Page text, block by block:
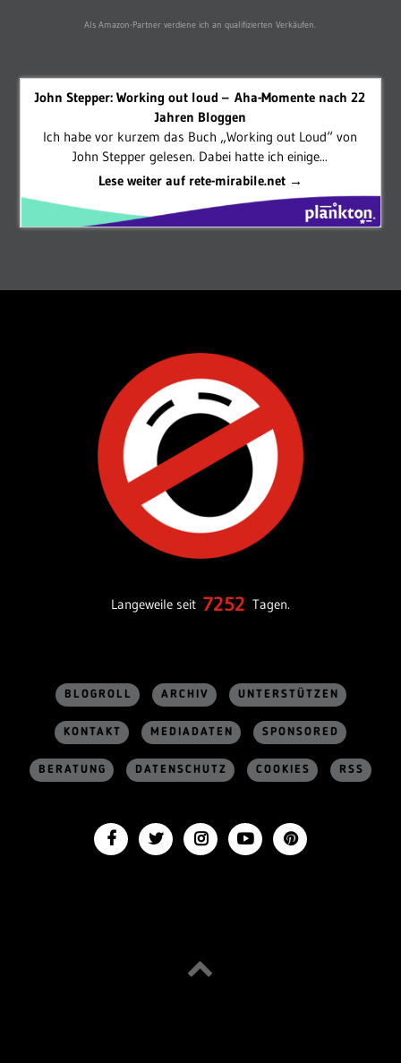
Als Amazon-Partner verdiene ich an qualifizierten Verkäufen.
John Stepper: Working out loud – Aha-Momente nach 22
Jahren Bloggen
Ich habe vor kurzem das Buch „Working out Loud“ von
John Stepper gelesen. Dabei hatte ich einige...
Lese weiter auf rete-mirabile.net →
Langeweile seit 7252 Tagen.
BLOGROLL ARCHIV UNTERSTÜTZEN
KONTAKT MEDIADATEN SPONSORED
BERATUNG DATENSCHUTZ COOKIES RSS